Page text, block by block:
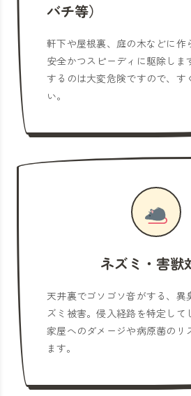
バチ等）
軒下や屋根裏、庭の木などに作
安全かつスピーディに駆除しま
するのは大変危険ですので、す
い。
ネズミ・害獣
天井裏でゴソゴソ音がする、異
ズミ被害。侵入経路を特定して
家屋へのダメージや病原菌のリ
ます。